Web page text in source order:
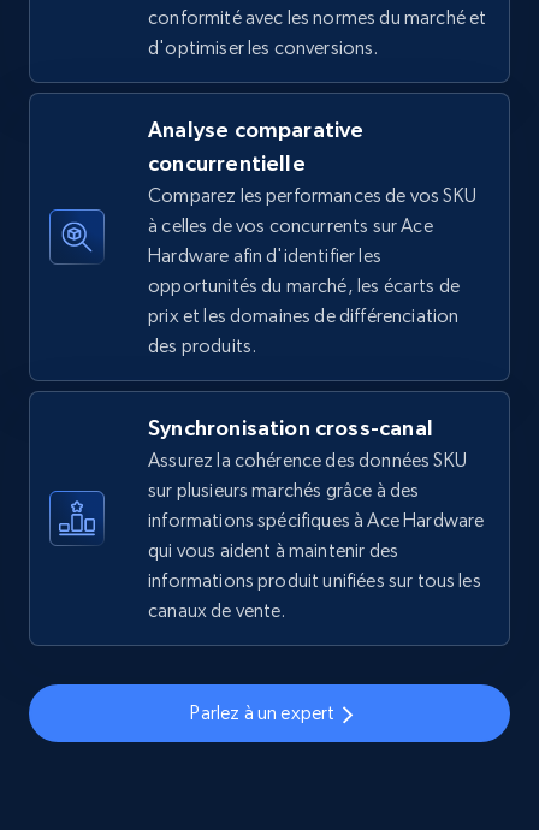
378+ Commencer
URL, Product id, Title, Seller name, Seller rating,
Seller reviews, Breadcrumbs, Root category, and
more.
eBay - Gather data on products using
specified keywords
URL, Product id, Title, Seller name, Seller rating,
Seller reviews, Breadcrumbs, Root category, and
more.
359+
eBay - Collect products from shops on eBay
conformité avec les normes du marché et
d'optimiser les conversions.
Analyse comparative
concurrentielle
Comparez les performances de vos SKU
à celles de vos concurrents sur Ace
Hardware afin d'identifier les
opportunités du marché, les écarts de
prix et les domaines de différenciation
des produits.
Synchronisation cross-canal
Assurez la cohérence des données SKU
sur plusieurs marchés grâce à des
informations spécifiques à Ace Hardware
qui vous aident à maintenir des
informations produit unifiées sur tous les
canaux de vente.
Parlez à un expert